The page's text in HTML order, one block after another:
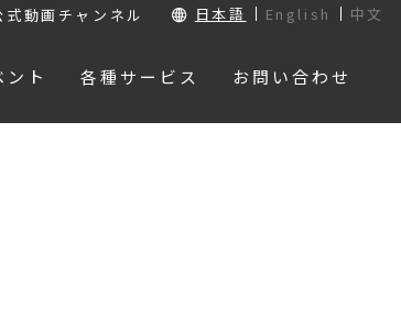
式動画チャンネル 日本語 English 中文
ト 各種サービス お問い合わせ